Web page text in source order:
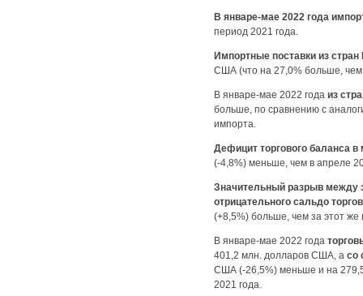
В январе-мае 2022 года
период 2021 года.
Импортные поставки из
США (что на 27,0% больше, чем
В январе-мае 2022 года из
больше, по сравнению с
Дефицит торгового баланса в
(-4,8%) меньше, чем в апреле
Значительный разрыв между
отрицательного сальдо
(+8,5%) больше, чем за этот же
В январе-мае 2022 года
401,2 млн. долларов США, а со
США (-26,5%) меньше и на
2021 года.